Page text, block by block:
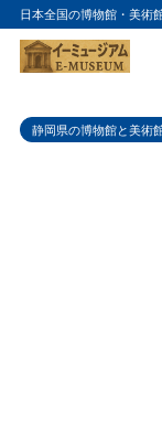
日本全国の博物館・美術
静岡県の博物館と美術
目次
1 黄金崎クリスタ